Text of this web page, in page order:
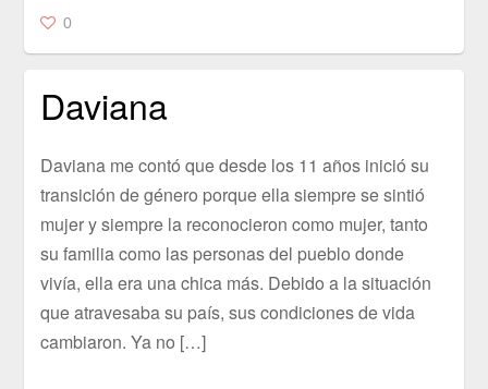
0
Daviana
Daviana me contó que desde los 11 años inició su
transición de género porque ella siempre se sintió
mujer y siempre la reconocieron como mujer, tanto
su familia como las personas del pueblo donde
vivía, ella era una chica más. Debido a la situación
que atravesaba su país, sus condiciones de vida
cambiaron. Ya no […]